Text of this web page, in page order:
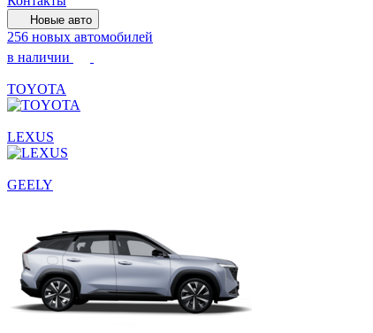
Новые авто
256 новых автомобилей
в наличии
TOYOTA
LEXUS
GEELY